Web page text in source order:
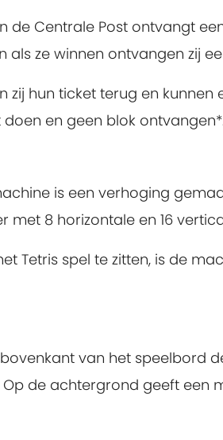
de Centrale Post ontvangt
als ze winnen ontvangen zij
zij hun ticket terug en
en geen blok
is een verhoging
met 8 horizontale en 16
Tetris spel te zitten, is de
van het speelbord
de achtergrond geeft een